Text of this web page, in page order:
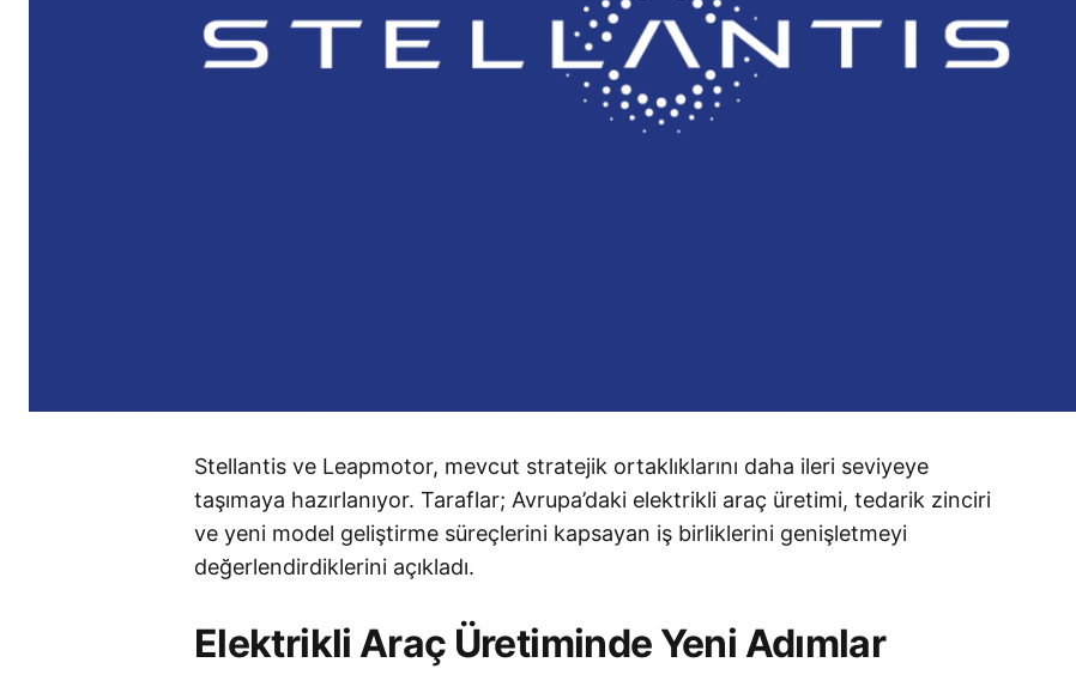
Stellantis ve Leapmotor, mevcut stratejik ortaklıklarını daha ileri seviyeye
taşımaya hazırlanıyor. Taraflar; Avrupa’daki elektrikli araç üretimi, tedarik zinciri
ve yeni model geliştirme süreçlerini kapsayan iş birliklerini genişletmeyi
değerlendirdiklerini açıkladı.
Elektrikli Araç Üretiminde Yeni Adımlar